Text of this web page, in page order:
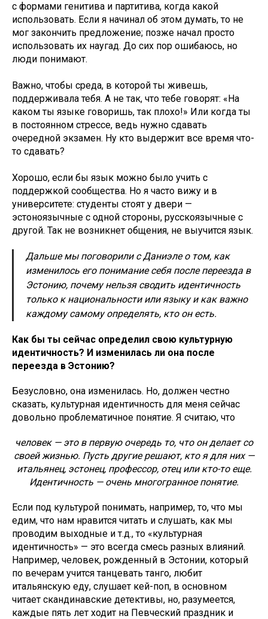
с формами генитива и партитива, когда какой
использовать. Если я начинал об этом думать, то не
мог закончить предложение; позже начал просто
использовать их наугад. До сих пор ошибаюсь, но
люди понимают.
Важно, чтобы среда, в которой ты живешь,
поддерживала тебя. А не так, что тебе говорят: «На
каком ты языке говоришь, так плохо!» Или когда ты
в постоянном стрессе, ведь нужно сдавать
очередной экзамен. Ну кто выдержит все время что-
то сдавать?
Хорошо, если бы язык можно было учить с
поддержкой сообщества. Но я часто вижу и в
университете: студенты стоят у двери —
эстоноязычные с одной стороны, русскоязычные с
другой. Так не возникнет общения, не выучится язык.
Дальше мы поговорили с Даниэле о том, как
изменилось его понимание себя после переезда в
Эстонию, почему нельзя сводить идентичность
только к национальности или языку и как важно
каждому самому определять, кто он есть.
Как бы ты сейчас определил свою культурную
идентичность? И изменилась ли она после
переезда в Эстонию?
Безусловно, она изменилась. Но, должен честно
сказать, культурная идентичность для меня сейчас
довольно проблематичное понятие. Я считаю, что
человек — это в первую очередь то, что он делает со
своей жизнью. Пусть другие решают, кто я для них —
итальянец, эстонец, профессор, отец или кто-то еще.
Идентичность — очень многогранное понятие.
Если под культурой понимать, например, то, что мы
едим, что нам нравится читать и слушать, как мы
проводим выходные и т.д., то «культурная
идентичность» — это всегда смесь разных влияний.
Например, человек, рожденный в Эстонии, который
по вечерам учится танцевать танго, любит
итальянскую еду, слушает кей-поп, в основном
читает скандинавские детективы, но, разумеется,
каждые пять лет ходит на Певческий праздник и